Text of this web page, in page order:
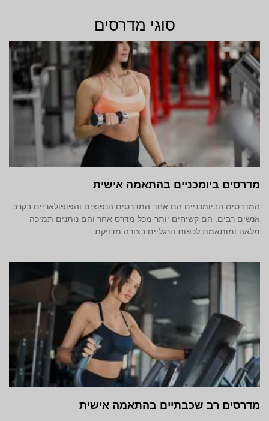
סוגי מדרסים
מדרסים ביומכניים בהתאמה אישית
המדרסים הביומכניים הם אחד המדרסים הנפוצים והפופולאריים בקרב
אנשים רבים. הם קשיחים יותר מכל מדרס אחר והם נותנים תמיכה
מלאה ומותאמת לכפות הרגליים בצורה מדויקת
מדרסים רב שכבתיים בהתאמה אישית